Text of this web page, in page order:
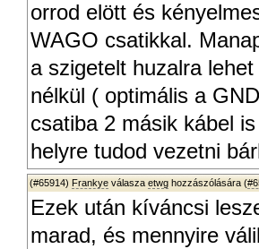
orrod elött és
WAGO csatikkal.
a szigetelt huzalra
nélkül ( optimális a
csatiba 2 másik kábel
helyre tudod vezetni
(#65914) Frankye válasza etwg hozzászólására (
Ezek után kíváncsi
marad, és mennyire